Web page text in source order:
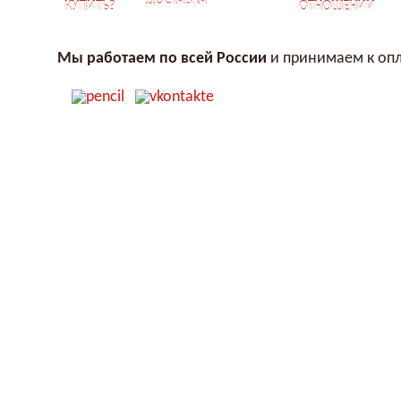
КУПИТЬ?
ОТНОШЕНИЙ
Мы работаем по всей России и принимаем к